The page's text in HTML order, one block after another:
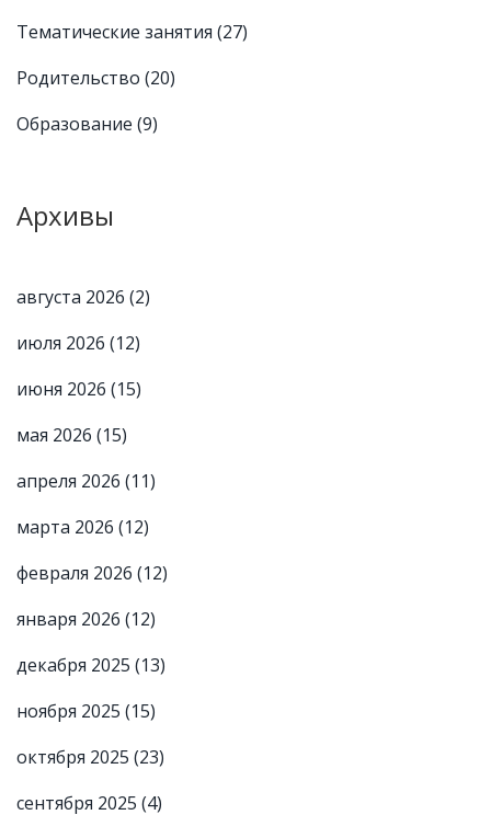
Тематические занятия (27)
Родительство (20)
Образование (9)
Архивы
августа 2026 (2)
июля 2026 (12)
июня 2026 (15)
мая 2026 (15)
апреля 2026 (11)
марта 2026 (12)
февраля 2026 (12)
января 2026 (12)
декабря 2025 (13)
ноября 2025 (15)
октября 2025 (23)
сентября 2025 (4)